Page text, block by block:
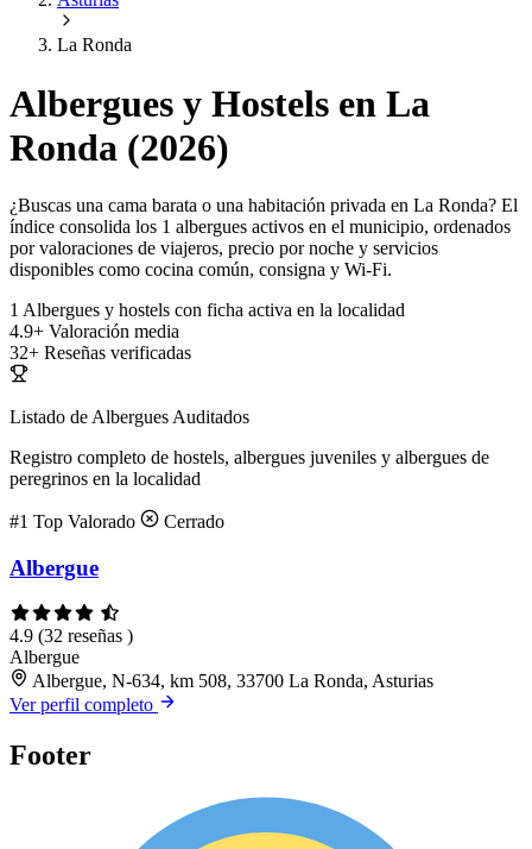
La Ronda
Albergues y Hostels en La
Ronda (2026)
¿Buscas una cama barata o una habitación privada en La Ronda? El
índice consolida los 1 albergues activos en el municipio, ordenados
por valoraciones de viajeros, precio por noche y servicios
disponibles como cocina común, consigna y Wi-Fi.
1 Albergues y hostels con ficha activa en la localidad
4.9+ Valoración media
32+ Reseñas verificadas
Listado de Albergues Auditados
Registro completo de hostels, albergues juveniles y albergues de
peregrinos en la localidad
#1 Top Valorado Cerrado
Albergue
4.9 (32 reseñas )
Albergue
Albergue, N-634, km 508, 33700 La Ronda, Asturias
Ver perfil completo
Footer